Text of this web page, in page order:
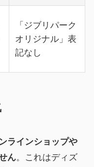
「ジブリパーク
オリジナル」表
記なし
ラインショップや
ん。これはディズ